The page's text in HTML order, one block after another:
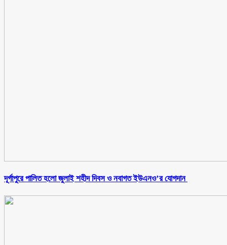
‎দূর্গাপুরে পালিত হলো জুলাই শহীদ দিবস ও নবাগত ইউএনও’র যোগদান ‎